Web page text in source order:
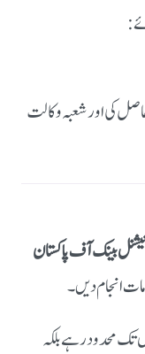
کی اور شعبہ وکالت
نیشنل بینک آف پاکستان
انجام دیں۔
تک محدود رہے بلکہ